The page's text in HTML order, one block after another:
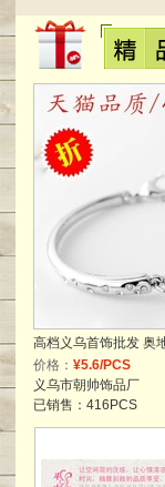
价格： ¥5.6/PCS
义乌市朝帅饰品厂
已销售：416PCS